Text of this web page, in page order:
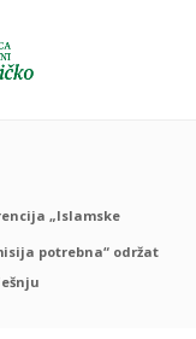
„Islamske
potrebna“ održat